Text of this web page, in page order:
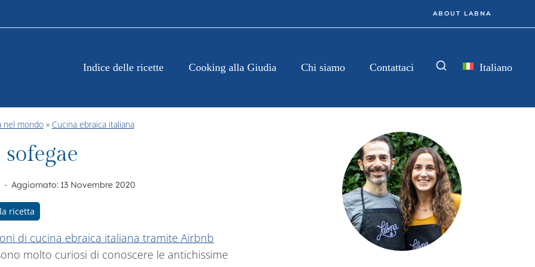
ABOUT LABNA
Indice delle ricette Cooking alla Giudia Chi siamo Contattaci Italiano
nel mondo» Cucina ebraica italiana
Aggiornato: 13 Novembre 2020
ricetta
di cucina ebraica italiana tramite Airbnb
molto curiosi di conoscere le antichissime